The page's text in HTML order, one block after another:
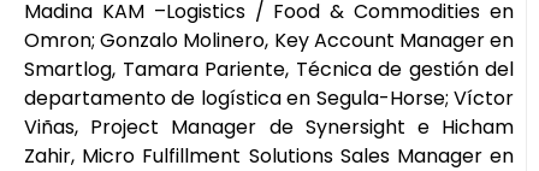
Madina KAM –Logistics / Food & Commodities en
Omron; Gonzalo Molinero, Key Account Manager en
Smartlog, Tamara Pariente, Técnica de gestión del
departamento de logística en Segula-Horse; Víctor
Viñas, Project Manager de Synersight e Hicham
Zahir, Micro Fulfillment Solutions Sales Manager en